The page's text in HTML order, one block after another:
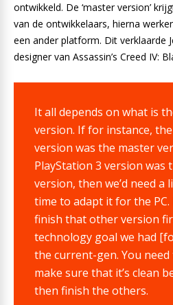
ontwikkeld. De ‘master version’
van de ontwikkelaars, hierna
een ander platform. Dit verklaarde
designer van Assassin’s Creed IV:
It all depends on what is
version. If for instance,
version was the master
PlayStation 3 version was
version, then we’d need a
time to adapt it for the
finish that other version
technology goal we had
the current-gen. You
make sure that it’s clean
then finish the others.